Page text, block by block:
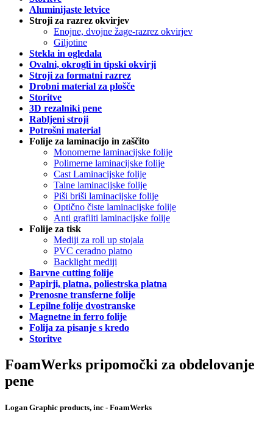
Aluminijaste letvice
Stroji za razrez okvirjev
Enojne, dvojne žage-razrez okvirjev
Giljotine
Stekla in ogledala
Ovalni, okrogli in tipski okvirji
Stroji za formatni razrez
Drobni material za plošče
Storitve
3D rezalniki pene
Rabljeni stroji
Potrošni material
Folije za laminacijo in zaščito
Monomerne laminacijske folije
Polimerne laminacijske folije
Cast Laminacijske folije
Talne laminacijske folije
Piši briši laminacijske folije
Optično čiste laminacijske folije
Anti grafiiti laminacijske folije
Folije za tisk
Mediji za roll up stojala
PVC ceradno platno
Backlight mediji
Barvne cutting folije
Papirji, platna, poliestrska platna
Prenosne transferne folije
Lepilne folije dvostranske
Magnetne in ferro folije
Folija za pisanje s kredo
Storitve
FoamWerks pripomočki za obdelovanje
pene
Logan Graphic products, inc - FoamWerks